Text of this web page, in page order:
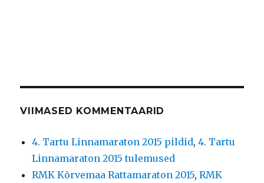
VIIMASED KOMMENTAARID
4. Tartu Linnamaraton 2015 pildid,4. Tartu
Linnamaraton 2015 tulemused
RMK Kõrvemaa Rattamaraton 2015,RMK